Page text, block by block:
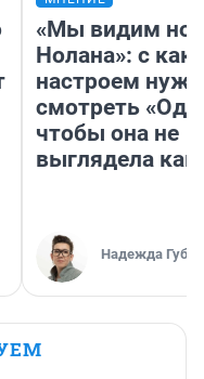
«Мы видим
Нолана»: с
настроем
смотреть
чтобы она не
выглядела как
Надежда